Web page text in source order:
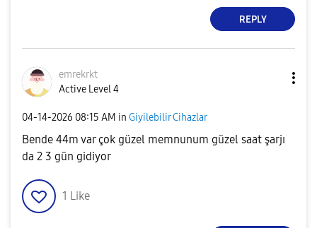
REPLY
emrekrkt
Active Level 4
‎04-14-2026 08:15 AM in Giyilebilir Cihazlar
Bende 44m var çok güzel memnunum güzel saat şarjı
da 2 3 gün gidiyor
1 Like